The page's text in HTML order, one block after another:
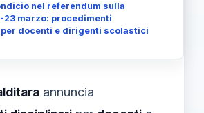
nel referendum sulla
23 marzo: procedimenti
docenti e dirigenti scolastici
annuncia